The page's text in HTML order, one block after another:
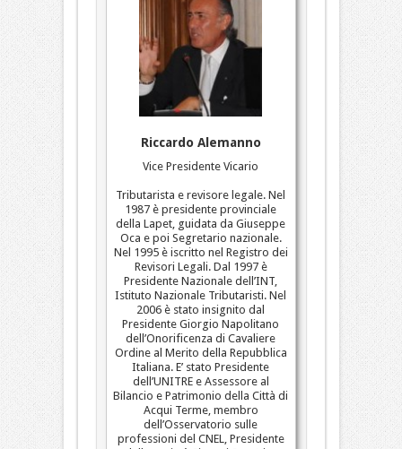
Riccardo Alemanno
Vice Presidente Vicario
Tributarista e revisore legale. Nel
1987 è presidente provinciale
della Lapet, guidata da Giuseppe
Oca e poi Segretario nazionale.
Nel 1995 è iscritto nel Registro dei
Revisori Legali. Dal 1997 è
Presidente Nazionale dell’INT,
Istituto Nazionale Tributaristi. Nel
2006 è stato insignito dal
Presidente Giorgio Napolitano
dell’Onorificenza di Cavaliere
Ordine al Merito della Repubblica
Italiana. E’ stato Presidente
dell’UNITRE e Assessore al
Bilancio e Patrimonio della Città di
Acqui Terme, membro
dell’Osservatorio sulle
professioni del CNEL, Presidente